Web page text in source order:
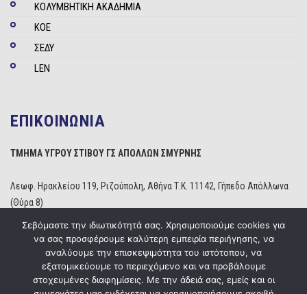
ΚΟΛΥΜΒΗΤΙΚΗ ΑΚΑΔΗΜΙΑ
ΚΟΕ
ΣΕΔΥ
LEN
ΕΠΙΚΟΙΝΩΝΙΑ
ΤΜΗΜΑ ΥΓΡΟΥ ΣΤΙΒΟΥ ΓΣ ΑΠΟΛΛΩΝ ΣΜΥΡΝΗΣ
Λεωφ. Ηρακλείου 119, Ριζούπολη, Αθήνα Τ.Κ. 11142, Γήπεδο Απόλλωνα
(Θύρα 8)
Email:info@apollonwaterpolo.gr
www.apollonwaterpolo.gr
Σεβόμαστε την ιδιωτικότητά σας. Χρησιμοποιούμε cookies για
να σας προσφέρουμε καλύτερη εμπειρία περιήγησης, να
αναλύουμε την επισκεψιμότητα του ιστότοπου, να
εξατομικεύουμε το περιεχόμενο και να προβάλουμε
στοχευμένες διαφημίσεις. Με την άδειά σας, εμείς και οι